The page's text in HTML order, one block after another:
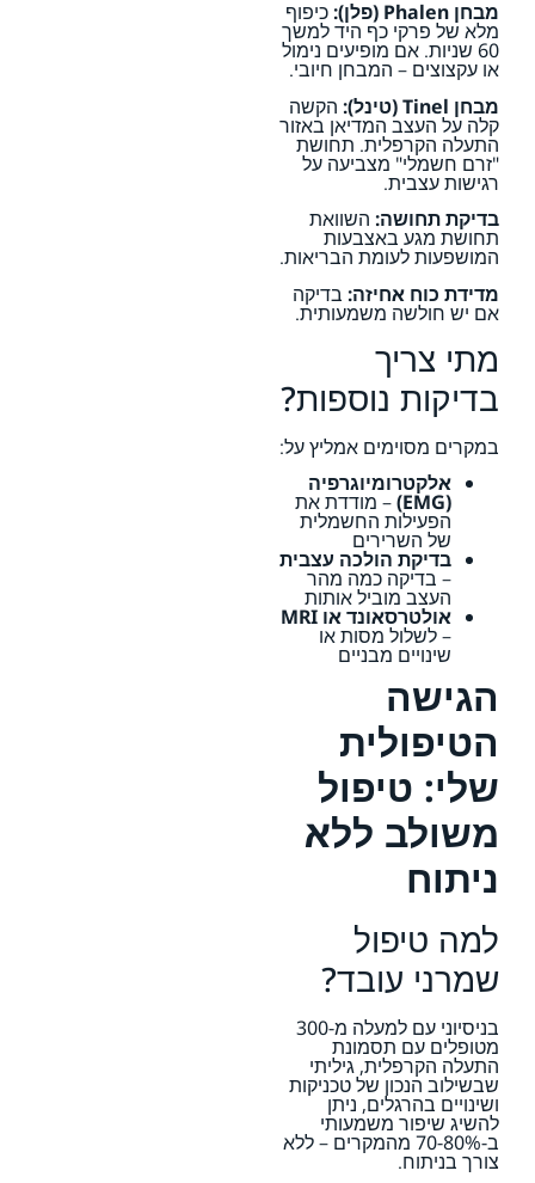
מבחן Phalen (פלן): כיפוף
מלא של פרקי כף היד למשך
60 שניות. אם מופיעים נימול
או עקצוצים – המבחן חיובי.
מבחן Tinel (טינל):
הקשה
קלה על העצב המדיאן באזור
התעלה הקרפלית. תחושת
"זרם חשמלי" מצביעה על
רגישות עצבית.
בדיקת תחושה: השוואת
תחושת מגע באצבעות
המושפעות לעומת הבריאות.
מדידת כוח אחיזה: בדיקה
אם יש חולשה משמעותית.
מתי צריך
בדיקות נוספות?
במקרים מסוימים אמליץ על:
אלקטרומיוגרפיה
(EMG) – מודדת את
הפעילות החשמלית
של השרירים
בדיקת הולכה עצבית
– בדיקה כמה מהר
העצב מוביל אותות
אולטרסאונד או MRI
– לשלול מסות או
שינויים מבניים
הגישה
הטיפולית
שלי: טיפול
משולב ללא
ניתוח
למה טיפול
שמרני עובד?
בניסיוני עם למעלה מ-300
מטופלים עם תסמונת
התעלה הקרפלית, גיליתי
שבשילוב הנכון של טכניקות
ושינויים בהרגלים, ניתן
להשיג שיפור משמעותי
ב-70-80% מהמקרים – ללא
צורך בניתוח.